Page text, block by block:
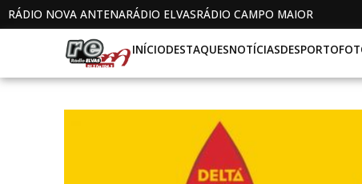
RÁDIO NOVA ANTENARÁDIO ELVASRÁDIO CAMPO MAIOR
INÍCIODESTAQUESNOTÍCIASDESPORTO